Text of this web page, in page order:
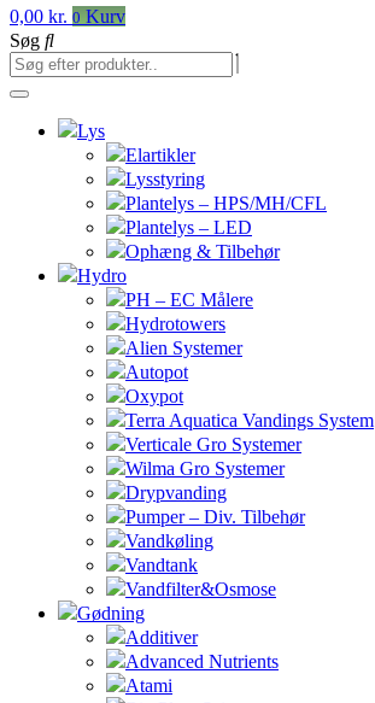
0,00 kr. 0 Kurv
Søg
Lys
Elartikler
Lysstyring
Plantelys – HPS/MH/CFL
Plantelys – LED
Ophæng & Tilbehør
Hydro
PH – EC Målere
Hydrotowers
Alien Systemer
Autopot
Oxypot
Terra Aquatica Vandings System
Verticale Gro Systemer
Wilma Gro Systemer
Drypvanding
Pumper – Div. Tilbehør
Vandkøling
Vandtank
Vandfilter&Osmose
Gødning
Additiver
Advanced Nutrients
Atami